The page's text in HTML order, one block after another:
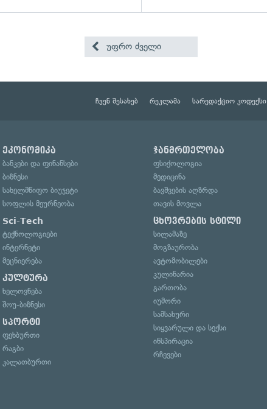
უფრო ძველი
ჩვენ შესახებ რეკლამა სარედაქციო კოდექსი
ეკონომიკა
ბანკები და ფინანსები
ბიზნესი
სახელმწიფო ბიუჯეტი
სოფლის მეურნეობა
Sci-Tech
ტექნოლოგიები
ინტერნეტი
მეცნიერება
კულტურა
ხელოვნება
შოუ-ბიზნესი
სპორტი
ფეხბურთი
რაგბი
კალათბურთი
ჯანმრთელობა
ფსიქოლოგია
მედიცინა
ბავშვების აღზრდა
თავის მოვლა
ცხოვრების სტილი
სილამაზე
მოგზაურობა
ავტომობილები
კულინარია
გართობა
იუმორი
სამსახური
სიყვარული და სექსი
ინსპირაცია
რჩევები